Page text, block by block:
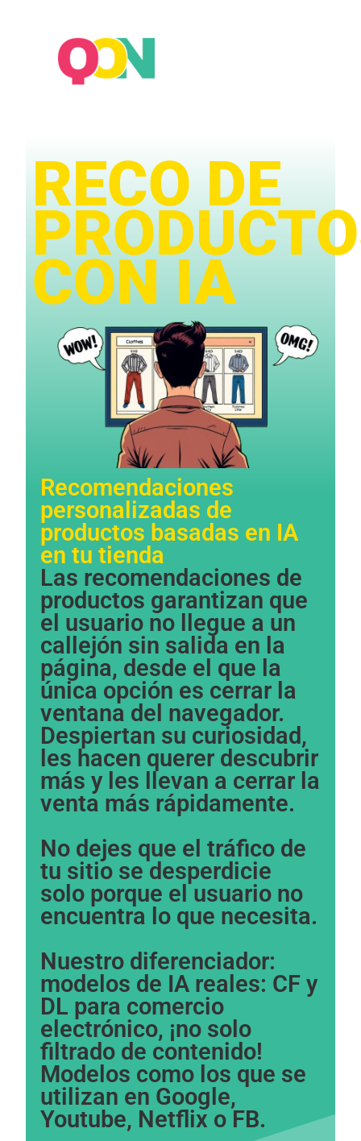
RECO DE
CON IA​​
Recomendaciones
personalizadas de
productos basadas en IA
en tu tienda​​
Las recomendaciones de
productos garantizan que
el usuario no llegue a un
callejón sin salida en la
página, desde el que la
única opción es cerrar la
ventana del navegador.
Despiertan su curiosidad,
les hacen querer descubrir
más y les llevan a cerrar la
venta más rápidamente.
No dejes que el tráfico de
tu sitio se desperdicie
solo porque el usuario no
encuentra lo que necesita.
Nuestro diferenciador:
modelos de IA reales: CF y
DL para comercio
electrónico, ¡no solo
filtrado de contenido!
Modelos como los que se
utilizan en Google,
Youtube, Netflix o FB.​​
cookies are
optional.
They are
needed for
the website
to function.
Statistics
In order for
us to
improve the
website's
functionality
and
how the
our website
to perform
as well as
some
disappear
from the